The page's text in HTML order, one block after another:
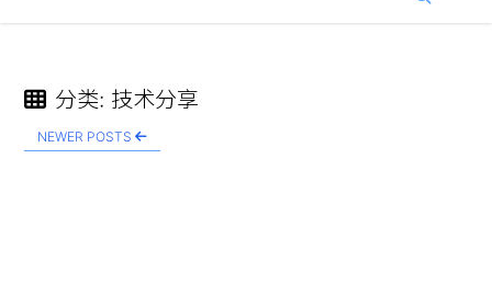
分类: 技术分享
NEWER POSTS